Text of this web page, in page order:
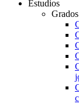
Estudios
Grados